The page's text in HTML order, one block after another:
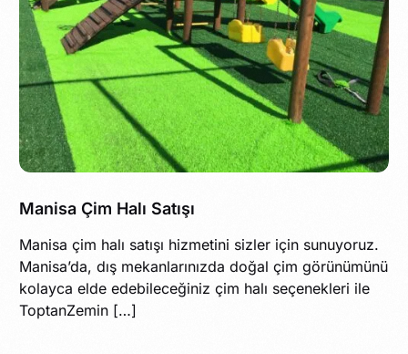
Manisa Çim Halı Satışı
Manisa çim halı satışı hizmetini sizler için sunuyoruz.
Manisa’da, dış mekanlarınızda doğal çim görünümünü
kolayca elde edebileceğiniz çim halı seçenekleri ile
ToptanZemin […]